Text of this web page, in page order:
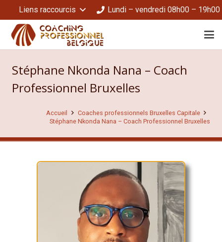
Liens raccourcis Lundi – vendredi 08h00 – 19h00
Stéphane Nkonda Nana – Coach
Professionnel Bruxelles
Accueil
Coaches professionnels Bruxelles Capitale
Stéphane Nkonda Nana – Coach Professionnel Bruxelles